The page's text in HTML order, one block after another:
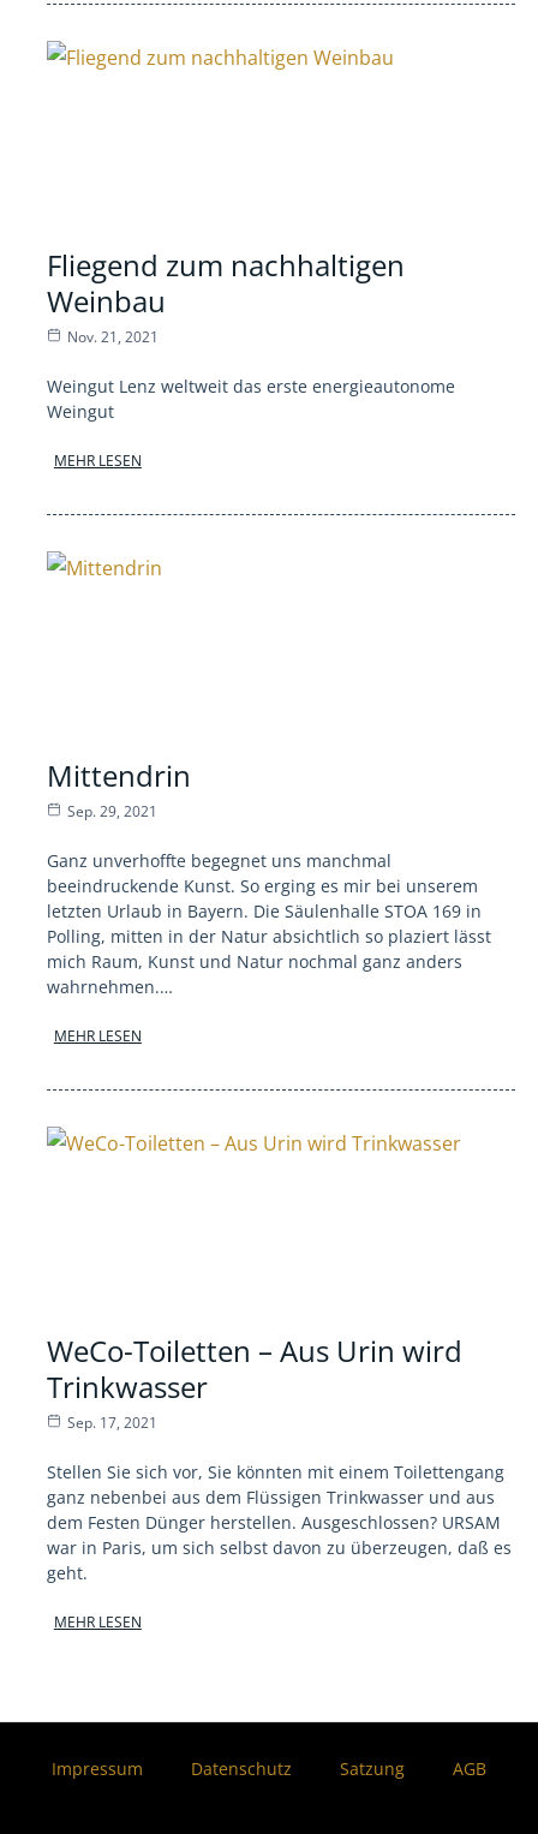
Fliegend zum nachhaltigen
Weinbau
Nov. 21, 2021
Weingut Lenz weltweit das erste energieautonome
Weingut
MEHR LESEN
Mittendrin
Sep. 29, 2021
Ganz unverhoffte begegnet uns manchmal
beeindruckende Kunst. So erging es mir bei unserem
letzten Urlaub in Bayern. Die Säulenhalle STOA 169 in
Polling, mitten in der Natur absichtlich so plaziert lässt
mich Raum, Kunst und Natur nochmal ganz anders
wahrnehmen.…
MEHR LESEN
WeCo-Toiletten – Aus Urin wird
Trinkwasser
Sep. 17, 2021
Stellen Sie sich vor, Sie könnten mit einem Toilettengang
ganz nebenbei aus dem Flüssigen Trinkwasser und aus
dem Festen Dünger herstellen. Ausgeschlossen? URSAM
war in Paris, um sich selbst davon zu überzeugen, daß es
geht.
MEHR LESEN
Impressum Datenschutz Satzung AGB